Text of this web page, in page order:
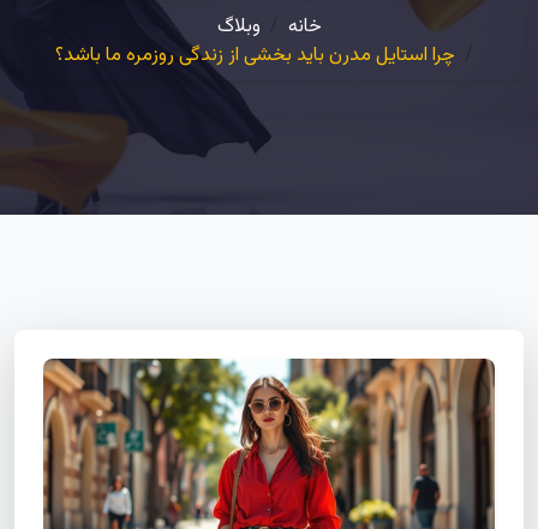
خانه
وبلاگ
چرا استایل مدرن باید بخشی از زندگی روزمره ما باشد؟